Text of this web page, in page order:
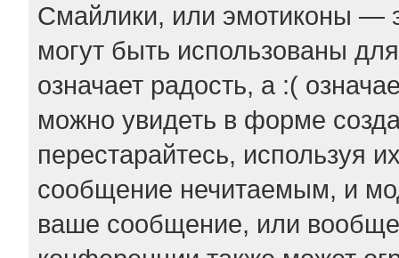
Смайлики, или эмотиконы —
могут быть использованы
означает радость, а :(
можно увидеть в форме
перестарайтесь, используя
сообщение нечитаемым, и
ваше сообщение, или